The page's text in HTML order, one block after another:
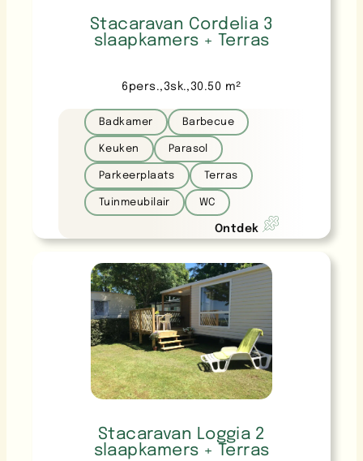
Stacaravan Cordelia 3
slaapkamers + Terras
6 pers., 3sk., 30.50 m²
Badkamer Barbecue
Keuken Parasol
Parkeerplaats Terras
Tuinmeubilair WC
Ontdek
Stacaravan Loggia 2
slaapkamers + Terras